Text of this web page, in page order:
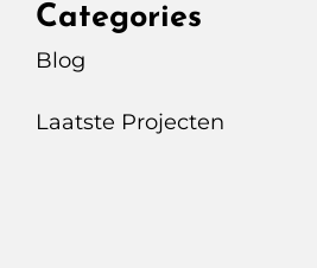
Categories
Blog
Laatste Projecten